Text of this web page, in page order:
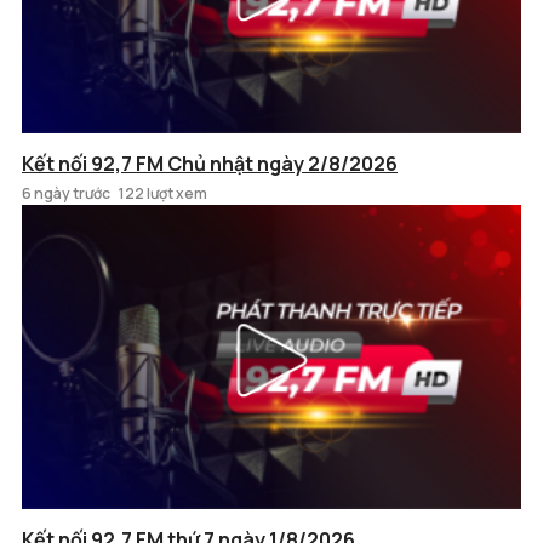
Kết nối 92,7 FM Chủ nhật ngày 2/8/2026
6 ngày trước 122 lượt xem